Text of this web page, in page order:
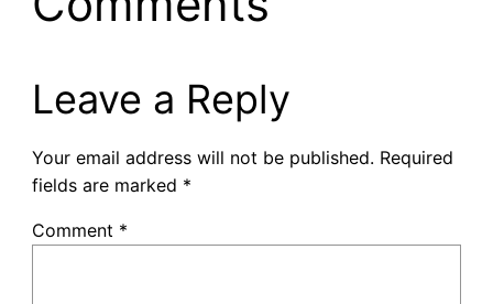
Leave a Reply
Your email address will not be published. Required
fields are marked *
Comment *